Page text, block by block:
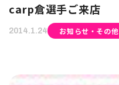
carp倉選手ご来店
2014.1.24 お知らせ・その他